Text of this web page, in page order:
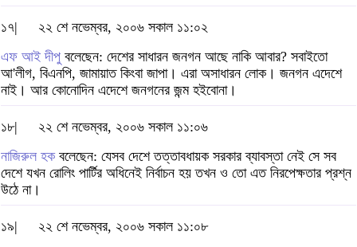
১৭|
২২ শে নভেম্বর, ২০০৬ সকাল ১১:০২
এফ আই দীপু বলেছেন: দেশের সাধারন জনগন আছে নাকি আবার? সবাইতো
আ'লীগ, বিএনপি, জামায়াত কিংবা জাপা। এরা অসাধারন লোক। জনগন এদেশে
নাই। আর কোনোদিন এদেশে জনগনের জন্ম হইবোনা।
১৮|
২২ শে নভেম্বর, ২০০৬ সকাল ১১:০৬
নাজিরুল হকবলেছেন: যেসব দেশে তত্তাবধায়ক সরকার ব্যাবস্তা নেই সে সব
দেশে যখন রোলিং পার্টির অধিনেই নির্বাচন হয় তখন ও তো এত নিরপেক্ষতার প্রশ্ন
উঠে না।
১৯|
২২ শে নভেম্বর, ২০০৬ সকাল ১১:০৮